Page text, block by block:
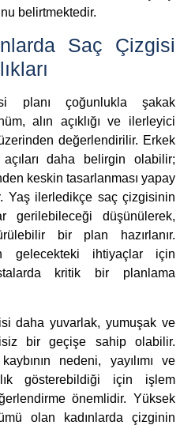
belirtmektedir.
Saç Çizgisi
planı çoğunlukla şakak
alın açıklığı ve ilerleyici
değerlendirilir. Erkek
daha belirgin olabilir;
keskin tasarlanması yapay
Yaş ilerledikçe saç çizgisinin
düşünülerek,
bir plan hazırlanır.
gelecekteki ihtiyaçlar için
kritik bir planlama
daha yuvarlak, yumuşak ve
bir geçişe sahip olabilir.
nedeni, yayılımı ve
gösterebildiği için işlem
önemlidir. Yüksek
olan kadınlarda çizginin